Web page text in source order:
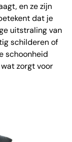
en ze zijn
dat je
uitstraling van
schilderen of
schoonheid
zorgt voor